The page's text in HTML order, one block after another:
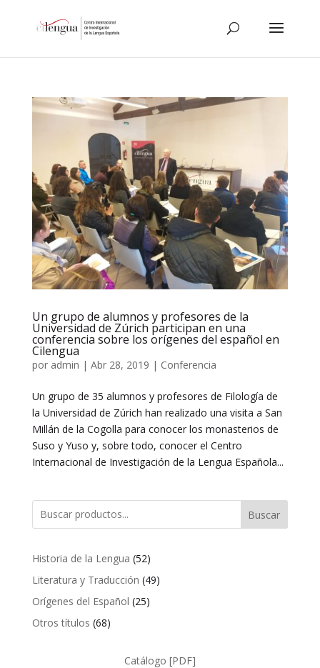
Un grupo de alumnos y profesores de la
Universidad de Zúrich participan en una
conferencia sobre los orígenes del español en
Cilengua
por admin | Abr 28, 2019 | Conferencia
Un grupo de 35 alumnos y profesores de Filología de
la Universidad de Zúrich han realizado una visita a San
Millán de la Cogolla para conocer los monasterios de
Suso y Yuso y, sobre todo, conocer el Centro
Internacional de Investigación de la Lengua Española...
Buscar
Historia de la Lengua 5252
productos
Literatura y Traducción 4949
Orígenes del Español 2525
Otros títulos 6868
Catálogo [PDF]